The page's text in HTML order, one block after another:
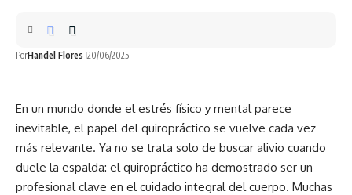
PorHandel Flores 20/06/2025
En un mundo donde elestrés físico y mental parece
inevitable, el papel del quiropráctico se vuelve cada vez
más relevante. Ya no se trata solo de buscar alivio cuando
duele la espalda: el quiropráctico ha demostrado ser un
profesional clave en el cuidado integral del cuerpo. Muchas